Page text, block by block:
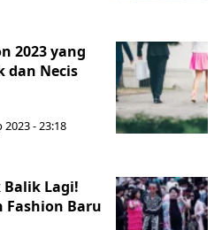
2023 yang
dan Necis
2023 - 23:18
Balik Lagi!
Fashion Baru